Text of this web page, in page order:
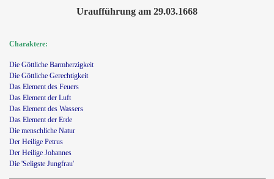
Uraufführung am 29.03.1668
Charaktere:
Die Göttliche Barmherzigkeit
Die Göttliche Gerechtigkeit
Das Element des Feuers
Das Element der Luft
Das Element des Wassers
Das Element der Erde
Die menschliche Natur
Der Heilige Petrus
Der Heilige Johannes
Die 'Seligste Jungfrau'